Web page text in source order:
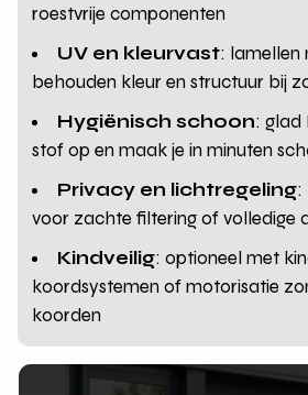
roestvrije componenten
UV en kleurvast: lamellen
behouden kleur en structuur bij
Hygiënisch schoon: glad
stof op en maak je in minuten
Privacy en lichtregeling:
voor zachte filtering of volledige
Kindveilig: optioneel met
koordsystemen of motorisatie
koorden